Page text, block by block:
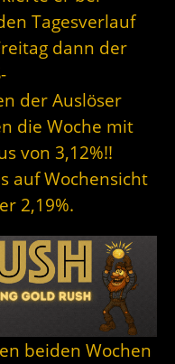
Tagesverlauf
dann der
der Auslöser
die Woche mit
von 3,12%!!
auf Wochensicht
2,19%.
beiden Wochen